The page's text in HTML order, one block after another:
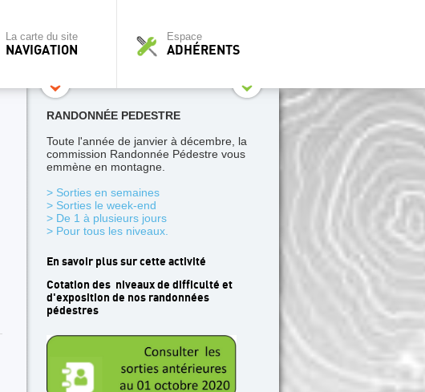
La carte du site
NAVIGATION
Espace
ADHÉRENTS
RANDONNÉE PEDESTRE
Toute l'année de janvier à décembre, la
commission Randonnée Pédestre vous
emmène en montagne.
> Sorties en semaines
> Sorties le week-end
> De 1 à plusieurs jours
> Pour tous les niveaux.
En savoir plus sur cette activité
Cotation des niveaux de difficulté et
d'exposition de nos randonnées
pédestres